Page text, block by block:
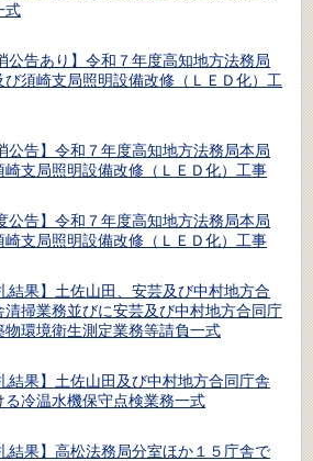
式
公告あり】令和７年度高知地方法務局
び須崎支局照明設備改修（ＬＥＤ化）工
公告】令和７年度高知地方法務局本局
崎支局照明設備改修（ＬＥＤ化）工事
公告】令和７年度高知地方法務局本局
崎支局照明設備改修（ＬＥＤ化）工事
結果】土佐山田、安芸及び中村地方合
清掃業務並びに安芸及び中村地方合同庁
物環境衛生測定業務等請負一式
結果】土佐山田及び中村地方合同庁舎
る冷温水機保守点検業務一式
結果】高松法務局分室ほか１５庁舎で